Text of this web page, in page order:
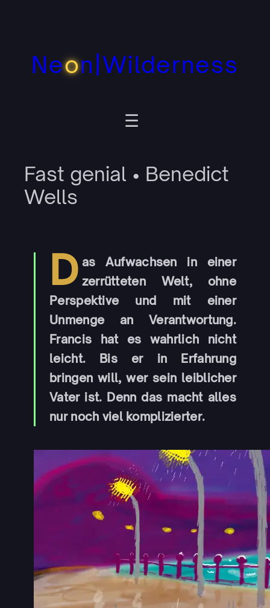
Neon|Wilderness
Fast genial • Benedict
Wells
D as Aufwachsen in einer
zerrütteten Welt, ohne
Perspektive und mit einer
Unmenge an Verantwortung.
Francis hat es wahrlich nicht
leicht. Bis er in Erfahrung
bringen will, wer sein leiblicher
Vater ist. Denn das macht alles
nur noch viel komplizierter.